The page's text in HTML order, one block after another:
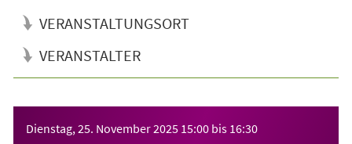
VERANSTALTUNGSORT
VERANSTALTER
Dienstag, 25. November 2025 15:00 bis 16:30